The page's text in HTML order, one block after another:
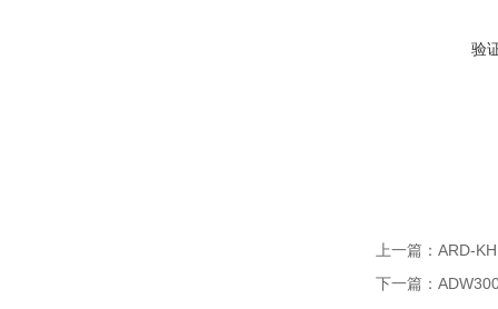
验
上一篇： ARD-
下一篇：